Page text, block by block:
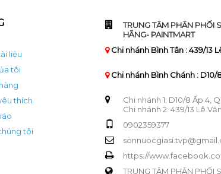
liệu
tôi
thích
tôi
TRUNG TÂM PHÂN PHỐI
HÃNG- PAINTMART
Chi nhánh Bình Tân : 439/13
Chi nhánh Bình Chánh :
Chi nhánh 1: D10/8 Ấp 4,
Chi nhánh 2: 439/13 Lê
0902359377
https://
TRUNG TÂM PHÂN PHỐI